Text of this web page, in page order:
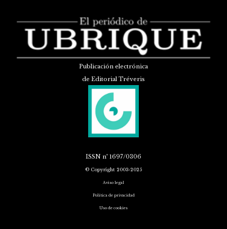
Publicación electrónica
de Editorial Tréveris
ISSN nº 1697/0306
© Copyright 2003-2025
Aviso legal
Política de privacidad
Uso de cookies